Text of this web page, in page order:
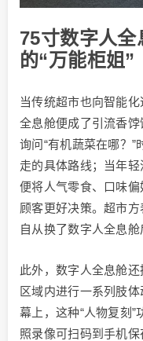
75寸数字人
的“万能柜姐”
当传统超市也向智能
全息舱便成了引流香饽
询问“有机蔬菜在哪？
走的具体路线；当年轻
便将人气零食、口味
顾客更好决策。超市
自从换了数字人全息舱
此外，数字人全息舱
区域内进行一系列肢
幕上，这种“人物复刻
照录像可扫码到手机